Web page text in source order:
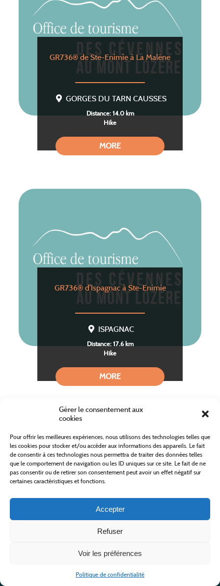
Gérer le consentement aux
cookies
Pour offrir les meilleures expériences, nous utilisons des technologies telles que
les cookies pour stocker et/ou accéder aux informations des appareils. Le fait
de consentir à ces technologies nous permettra de traiter des données telles
que le comportement de navigation ou les ID uniques sur ce site. Le fait de ne
pas consentir ou de retirer son consentement peut avoir un effet négatif sur
certaines caractéristiques et fonctions.
Accepter
Refuser
Voir les préférences
Politique de confidentialité
GR736® de Ste-Enimie à La Malène
GORGES DU TARN CAUSSES
Distance: 14.0 km
Hike
MORE
GR736® d’Ispagnac à Ste-Enimie
ISPAGNAC
Distance: 17.6 km
Hike
MORE
Les 160 km de Florac à cheval
ISPAGNAC
Distance: 175.0 km